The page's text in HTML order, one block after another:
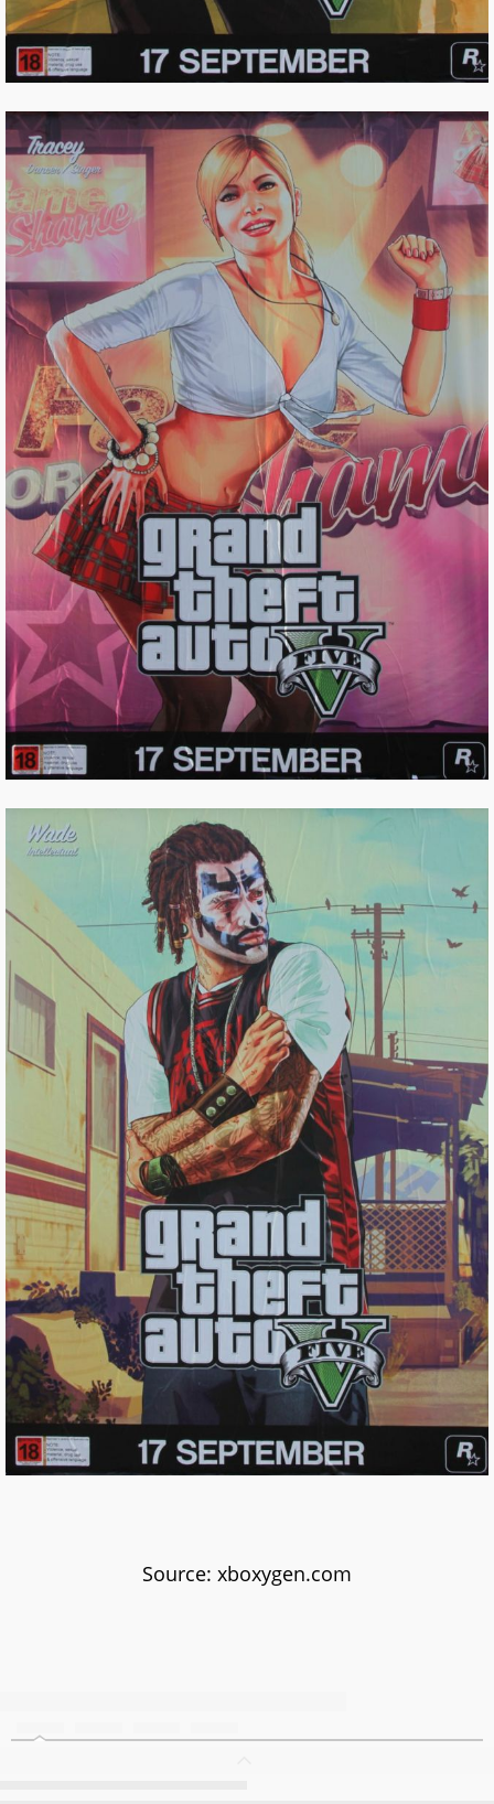
Source: xboxygen.com